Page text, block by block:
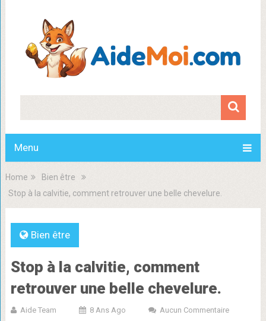
Menu
Home
Bien être
Stop à la calvitie, comment retrouver une belle chevelure.
Bien être
Stop à la calvitie, comment
retrouver une belle chevelure.
Aide Team 8 Ans Ago Aucun Commentaire